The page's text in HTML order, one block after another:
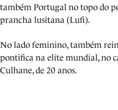
também Portugal no topo do
prancha lusitana (Lufi).
No lado feminino, também
pontifica na elite mundial, no
Culhane, de 20 anos.